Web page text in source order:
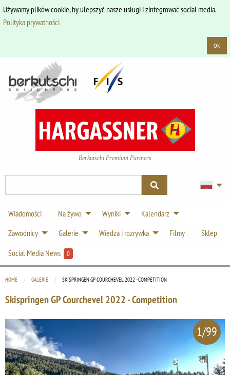
Używamy plików cookie, by ulepszyć nasze usługi i zintegrować social media.
Polityka prywatności
OK
Berkutschi Premium Partners
Wiadomości Na żywo Wyniki
Kalendarz
Zawodnicy
Galerie Wiedza i rozrywka Filmy
Sklep
Social Media News
0
HOME GALERIE CURRENT:
SKISPRINGEN GP COURCHEVEL 2022 - COMPETITION
Skispringen GP Courchevel 2022 - Competition
1/99